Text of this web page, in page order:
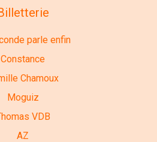
parle enfin
Constance
Chamoux
Moguiz
VDB
AZ